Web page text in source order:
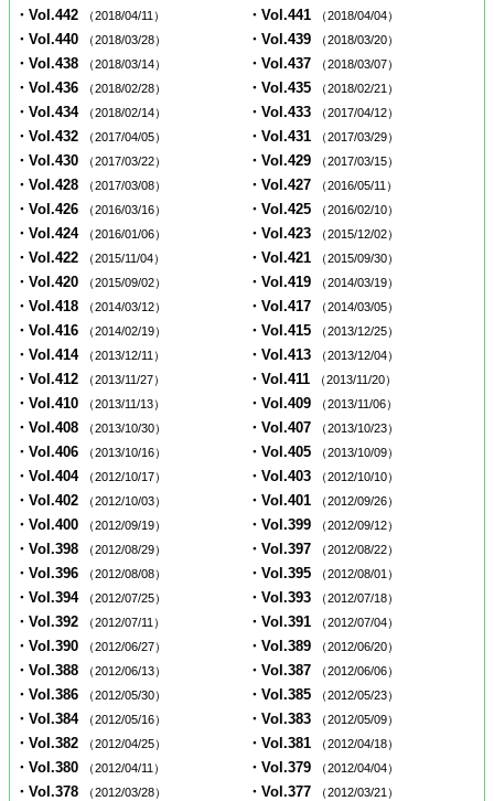
・Vol.442 （2018/04/11） ・Vol.441 （2018/04/04）
・Vol.440 （2018/03/28） ・Vol.439 （2018/03/20）
・Vol.438 （2018/03/14） ・Vol.437 （2018/03/07）
・Vol.436 （2018/02/28） ・Vol.435 （2018/02/21）
・Vol.434 （2018/02/14） ・Vol.433 （2017/04/12）
・Vol.432 （2017/04/05） ・Vol.431 （2017/03/29）
・Vol.430 （2017/03/22） ・Vol.429 （2017/03/15）
・Vol.428 （2017/03/08） ・Vol.427 （2016/05/11）
・Vol.426 （2016/03/16） ・Vol.425 （2016/02/10）
・Vol.424 （2016/01/06） ・Vol.423 （2015/12/02）
・Vol.422 （2015/11/04） ・Vol.421 （2015/09/30）
・Vol.420 （2015/09/02） ・Vol.419 （2014/03/19）
・Vol.418 （2014/03/12） ・Vol.417 （2014/03/05）
・Vol.416 （2014/02/19） ・Vol.415 （2013/12/25）
・Vol.414 （2013/12/11） ・Vol.413 （2013/12/04）
・Vol.412 （2013/11/27） ・Vol.411 （2013/11/20）
・Vol.410 （2013/11/13） ・Vol.409 （2013/11/06）
・Vol.408 （2013/10/30） ・Vol.407 （2013/10/23）
・Vol.406 （2013/10/16） ・Vol.405 （2013/10/09）
・Vol.404 （2012/10/17） ・Vol.403 （2012/10/10）
・Vol.402 （2012/10/03） ・Vol.401 （2012/09/26）
・Vol.400 （2012/09/19） ・Vol.399 （2012/09/12）
・Vol.398 （2012/08/29） ・Vol.397 （2012/08/22）
・Vol.396 （2012/08/08） ・Vol.395 （2012/08/01）
・Vol.394 （2012/07/25） ・Vol.393 （2012/07/18）
・Vol.392 （2012/07/11） ・Vol.391 （2012/07/04）
・Vol.390 （2012/06/27） ・Vol.389 （2012/06/20）
・Vol.388 （2012/06/13） ・Vol.387 （2012/06/06）
・Vol.386 （2012/05/30） ・Vol.385 （2012/05/23）
・Vol.384 （2012/05/16） ・Vol.383 （2012/05/09）
・Vol.382 （2012/04/25） ・Vol.381 （2012/04/18）
・Vol.380 （2012/04/11） ・Vol.379 （2012/04/04）
・Vol.378 （2012/03/28） ・Vol.377 （2012/03/21）